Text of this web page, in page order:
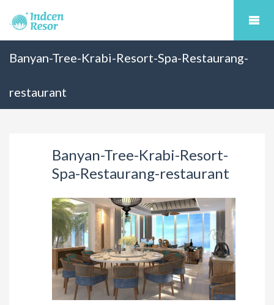
Banyan-Tree-Krabi-Resort-Spa-Restaurang-
restaurant
Banyan-Tree-Krabi-Resort-
Spa-Restaurang-restaurant